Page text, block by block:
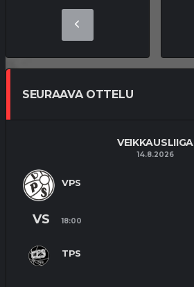
SEURAAVA OTTELU
VEIKKAUSLIIGA
14.8.2026
VPS
TPS
VS 18:00